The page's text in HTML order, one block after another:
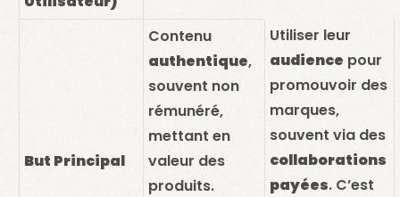
But Principal
Contenu
authentique,
souvent non
rémunéré,
mettant en
valeur des
produits.
Utiliser leur
audience pour
promouvoir des
marques,
souvent via des
collaborations
payées. C’est